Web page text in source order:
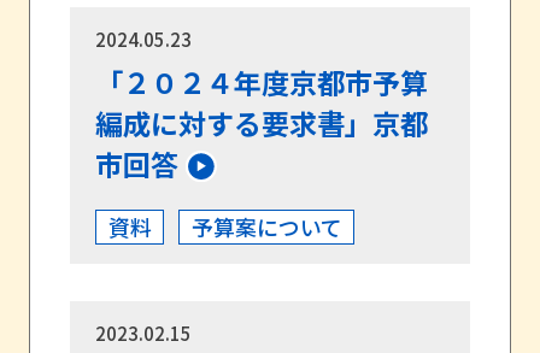
2024.05.23
「２０２４年度京都市予算
編成に対する要求書」京都
市回答
資料 予算案について
2023.02.15